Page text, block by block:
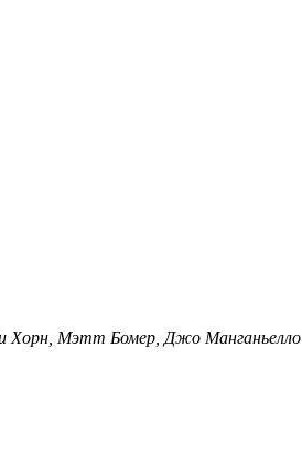
Хорн, Мэтт Бомер, Джо Манганьелло